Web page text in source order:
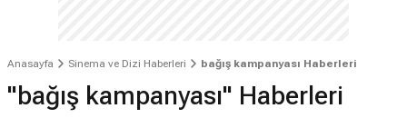
Anasayfa Sinema ve Dizi Haberleri bağış kampanyası Haberleri
"bağış kampanyası" Haberleri